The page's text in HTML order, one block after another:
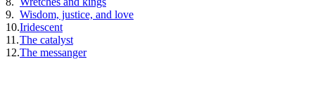
9. Wisdom, justice, and love
10.Iridescent
11.The catalyst
12.The messanger